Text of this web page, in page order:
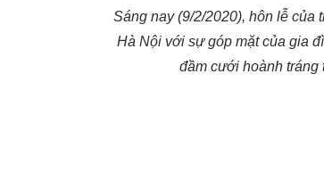
Sáng nay (9/2/2020), hôn lễ của
Hà Nội với sự góp mặt của gia
đầm cưới hoành tráng